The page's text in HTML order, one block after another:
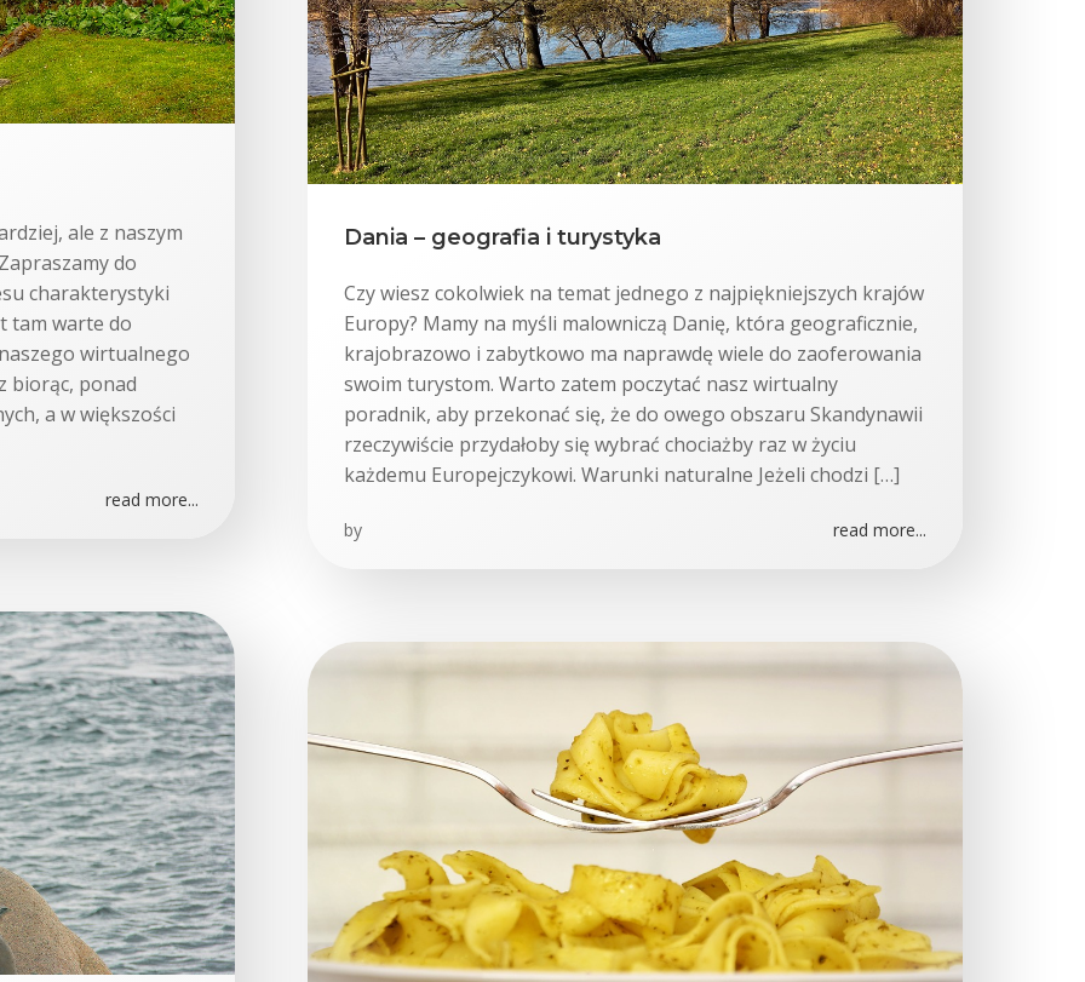
ale z naszym
do
charakterystyki
tam warte do
wirtualnego
biorąc, ponad
a w większości
read more...
Dania – geografia i turystyka
Czy wiesz cokolwiek na temat jednego z najpiękniejszych krajów
Europy? Mamy na myśli malowniczą Danię, która geograficznie,
krajobrazowo i zabytkowo ma naprawdę wiele do zaoferowania
swoim turystom. Warto zatem poczytać nasz wirtualny
poradnik, aby przekonać się, że do owego obszaru Skandynawii
rzeczywiście przydałoby się wybrać chociażby raz w życiu
każdemu Europejczykowi. Warunki naturalne Jeżeli chodzi […]
by read more...